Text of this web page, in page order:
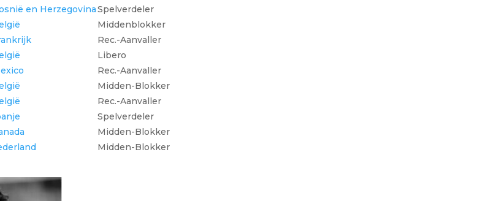
en HerzegovinaSpelverdeler
Middenblokker
Rec.-Aanvaller
Libero
Rec.-Aanvaller
Midden-Blokker
Rec.-Aanvaller
Spelverdeler
Midden-Blokker
Midden-Blokker